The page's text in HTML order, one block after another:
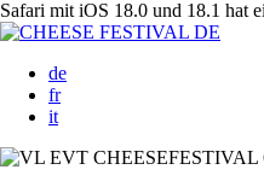
Safari mit iOS 18.0 und 18.1 hat
de
fr
it